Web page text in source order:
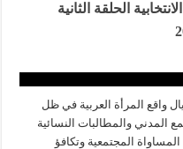
الحلقة الثانية
واقع المرأة العربية في ظل
المدني والمطالبات النسائية
المجتمعية وتكافؤ